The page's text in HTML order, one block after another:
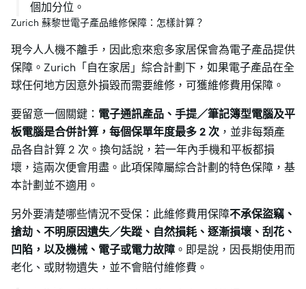
個加分位。
Zurich 蘇黎世電子產品維修保障：怎樣計算？
現今人人機不離手，因此愈來愈多家居保會為電子產品提供
保障。Zurich「自在家居」綜合計劃下，如果電子產品在全
球任何地方因意外損毀而需要維修，可獲維修費用保障。
要留意一個關鍵： 電子通訊產品、手提／筆記簿型電腦及平
板電腦是合併計算，每個保單年度最多 2 次 ，並非每類產
品各自計算 2 次。換句話說，若一年內手機和平板都損
壞，這兩次便會用盡。此項保障屬綜合計劃的特色保障，基
本計劃並不適用。
另外要清楚哪些情況不受保：此維修費用保障不承保盜竊、
搶劫、不明原因遺失／失蹤、自然損耗、逐漸損壞、刮花、
凹陷，以及機械、電子或電力故障 。即是說，因長期使用而
老化、或財物遺失，並不會賠付維修費。